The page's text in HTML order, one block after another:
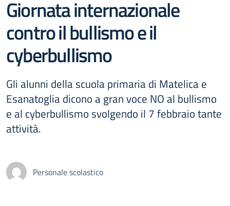
Giornata internazionale
contro il bullismo e il
cyberbullismo
Gli alunni della scuola primaria di Matelica e
Esanatoglia dicono a gran voce NO al bullismo
e al cyberbullismo svolgendo il 7 febbraio tante
attività.
Personale scolastico